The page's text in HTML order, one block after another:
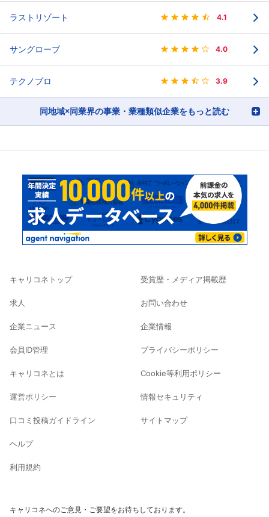
ラストリゾート 4.1
サングローブ 4.0
テクノプロ 3.9
同地域×同業界の事業・業種類似企業をもっと読む
キャリコネトップ
求人
企業ニュース
会員ID管理
キャリコネとは
運営ポリシー
口コミ投稿ガイドライン
ヘルプ
利用規約
受賞歴・メディア掲載歴
お問い合わせ
企業情報
プライバシーポリシー
Cookie等利用ポリシー
情報セキュリティ
サイトマップ
キャリコネへのご意見・ご要望をお待ちしております。